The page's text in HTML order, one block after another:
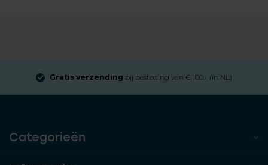
Gratis verzending bij besteding van € 100,- (in NL)
Categorieën